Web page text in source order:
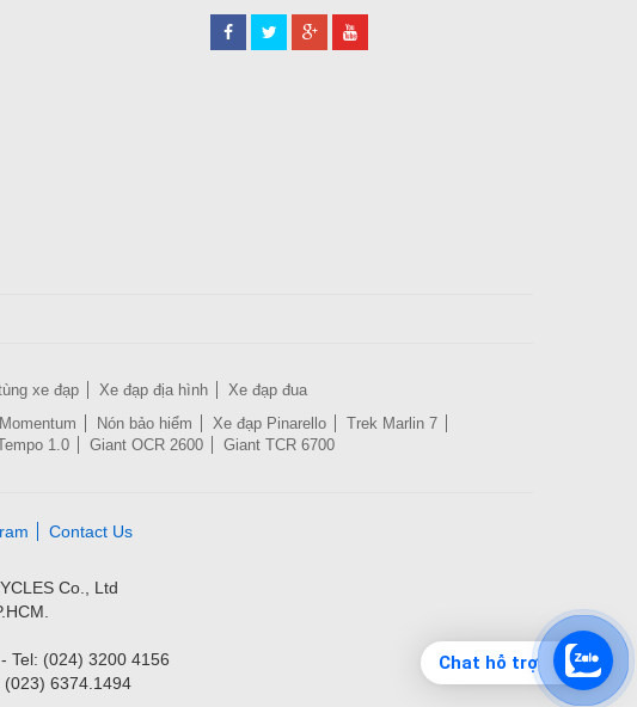
Chat hỗ trợ
xe đạp Xe đạp địa hình
Xe đạp đua
Nón bảo hiểm Xe đạp Pinarello
Trek Marlin 7
1.0 Giant OCR 2600 Giant TCR 6700
Contact Us
Co., Ltd
Tel: (024) 3200 4156
6374.1494